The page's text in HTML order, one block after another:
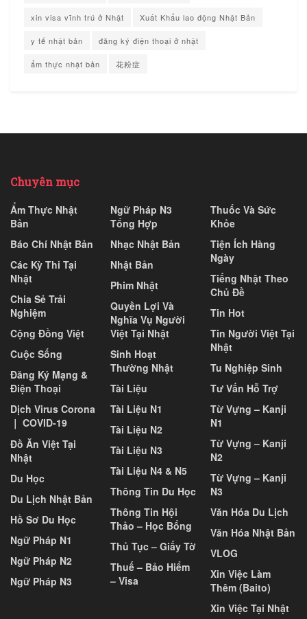
xin visa vĩnh trú ở Nhật Xuất Khẩu lao động Nhật Bản
y tế nhật bản đăng ký điện thoại ở nhật
ẩm thực nhật bản 花粉症
Chuyên mục
Ẩm Thực Nhật
Bản
Báo Chí Nhật Bản
Các Kỳ Thi Tại
Nhật
Chia Sẻ Trải
Nghiệm
Cộng Đồng Việt
Cuộc Sống
Đăng Ký Mạng &
Điện Thoại
Dịch Virus Corona
｜ COVID-19
Đồ Ăn Việt Tại
Nhật
Du Học
Du Lịch Nhật Bản
Hồ Sơ Du Học
Ngữ Pháp N1
Ngữ Pháp N2
Ngữ Pháp N3
Ngữ Pháp N3
Tổng Hợp
Nhạc Nhật Bản
Nhật Bản
Phim Nhật
Quyền Lợi Và
Nghĩa Vụ Người
Việt Tại Nhật
Sinh Hoạt
Thường Nhật
Tài Liệu
Tài Liệu N1
Tài Liệu N2
Tài Liệu N3
Tài Liệu N4 & N5
Thông Tin Du Học
Thông Tin Hội
Thảo – Học Bổng
Thủ Tục – Giấy Tờ
Thuế – Bảo Hiểm
– Visa
Thuốc Và Sức
Khỏe
Tiện Ích Hàng
Ngày
Tiếng Nhật Theo
Chủ Đề
Tin Hot
Tin Người Việt Tại
Nhật
Tu Nghiệp Sinh
Tư Vấn Hỗ Trợ
Từ Vựng – Kanji
N1
Từ Vựng – Kanji
N2
Từ Vựng – Kanji
N3
Văn Hóa Du Lịch
Văn Hóa Nhật Bản
VLOG
Xin Việc Làm
Thêm (Baito)
Xin Việc Tại Nhật